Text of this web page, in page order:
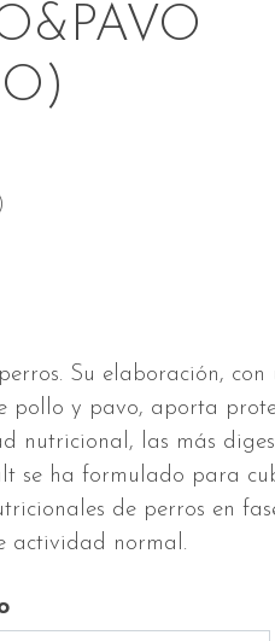
Su elaboración, con
pollo y pavo, aporta
nutricional, las más
se ha formulado para
de perros en
actividad normal.